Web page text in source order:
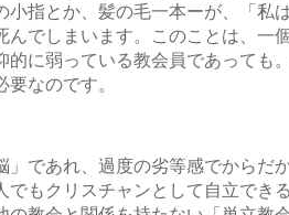
指とか、髪の毛一本ーが、「
でしまいます。このことは、
に弱っている教会員であって
なのです。
であれ、過度の劣等感でから
もクリスチャンとして自立で